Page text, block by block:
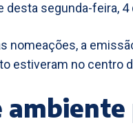
segunda-feira, 4
nomeações, a
estiveram no centro
ambiente